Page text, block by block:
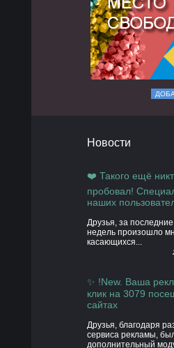
Новости
❤️ Такого ещё
пробовал!
наших
Друзья, за последние
недель произошло
касающихся...
✨ !New. Ваша
клик на 3079
сайтах
Друзья, благодаря
сервиса рекламы,
дополнительный